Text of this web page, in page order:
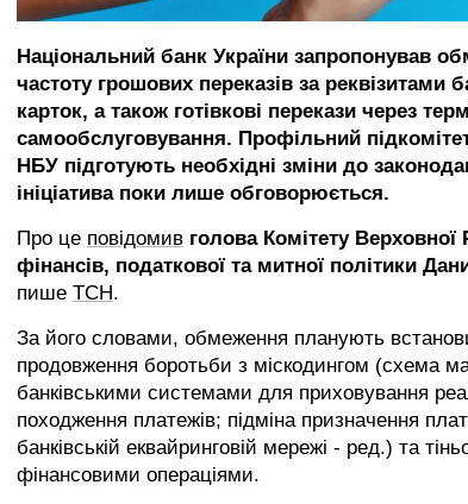
Національний банк України запропонував
частоту грошових переказів за реквізитами
карток, а також готівкові перекази через
самообслуговування. Профільний
НБУ підготують необхідні зміни до
ініціатива поки лише обговорюється.
Про це повідомив голова Комітету Верховної
фінансів, податкової та митної політики
пише ТСН.
За його словами, обмеження планують
продовження боротьби з міскодингом (схема
банківськими системами для приховування
походження платежів; підміна призначення
банківській еквайринговій мережі - ред.) та
фінансовими операціями.